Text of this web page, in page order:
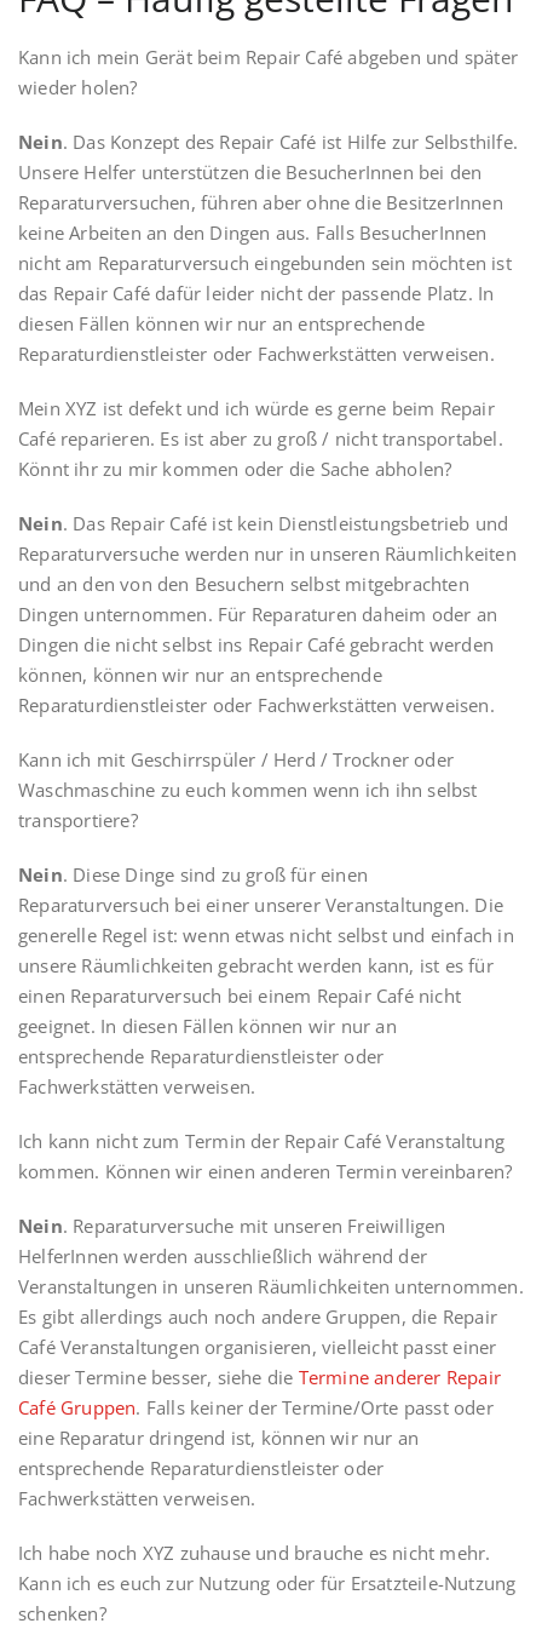
Kann ich mein Gerät beim Repair Café abgeben und später
wieder holen?
Nein. Das Konzept des Repair Café ist Hilfe zur Selbsthilfe.
Unsere Helfer unterstützen die BesucherInnen bei den
Reparaturversuchen, führen aber ohne die BesitzerInnen
keine Arbeiten an den Dingen aus. Falls BesucherInnen
nicht am Reparaturversuch eingebunden sein möchten ist
das Repair Café dafür leider nicht der passende Platz. In
diesen Fällen können wir nur an entsprechende
Reparaturdienstleister oder Fachwerkstätten verweisen.
Mein XYZ ist defekt und ich würde es gerne beim Repair
Café reparieren. Es ist aber zu groß / nicht transportabel.
Könnt ihr zu mir kommen oder die Sache abholen?
Nein. Das Repair Café ist kein Dienstleistungsbetrieb und
Reparaturversuche werden nur in unseren Räumlichkeiten
und an den von den Besuchern selbst mitgebrachten
Dingen unternommen. Für Reparaturen daheim oder an
Dingen die nicht selbst ins Repair Café gebracht werden
können, können wir nur an entsprechende
Reparaturdienstleister oder Fachwerkstätten verweisen.
Kann ich mit Geschirrspüler / Herd / Trockner oder
Waschmaschine zu euch kommen wenn ich ihn selbst
transportiere?
Nein. Diese Dinge sind zu groß für einen
Reparaturversuch bei einer unserer Veranstaltungen. Die
generelle Regel ist: wenn etwas nicht selbst und einfach in
unsere Räumlichkeiten gebracht werden kann, ist es für
einen Reparaturversuch bei einem Repair Café nicht
geeignet. In diesen Fällen können wir nur an
entsprechende Reparaturdienstleister oder
Fachwerkstätten verweisen.
Ich kann nicht zum Termin der Repair Café Veranstaltung
kommen. Können wir einen anderen Termin vereinbaren?
Nein. Reparaturversuche mit unseren Freiwilligen
HelferInnen werden ausschließlich während der
Veranstaltungen in unseren Räumlichkeiten unternommen.
Es gibt allerdings auch noch andere Gruppen, die Repair
Café Veranstaltungen organisieren, vielleicht passt einer
dieser Termine besser, siehe die Termine anderer Repair
Café Gruppen. Falls keiner der Termine/Orte passt oder
eine Reparatur dringend ist, können wir nur an
entsprechende Reparaturdienstleister oder
Fachwerkstätten verweisen.
Ich habe noch XYZ zuhause und brauche es nicht mehr.
Kann ich es euch zur Nutzung oder für Ersatzteile-Nutzung
schenken?